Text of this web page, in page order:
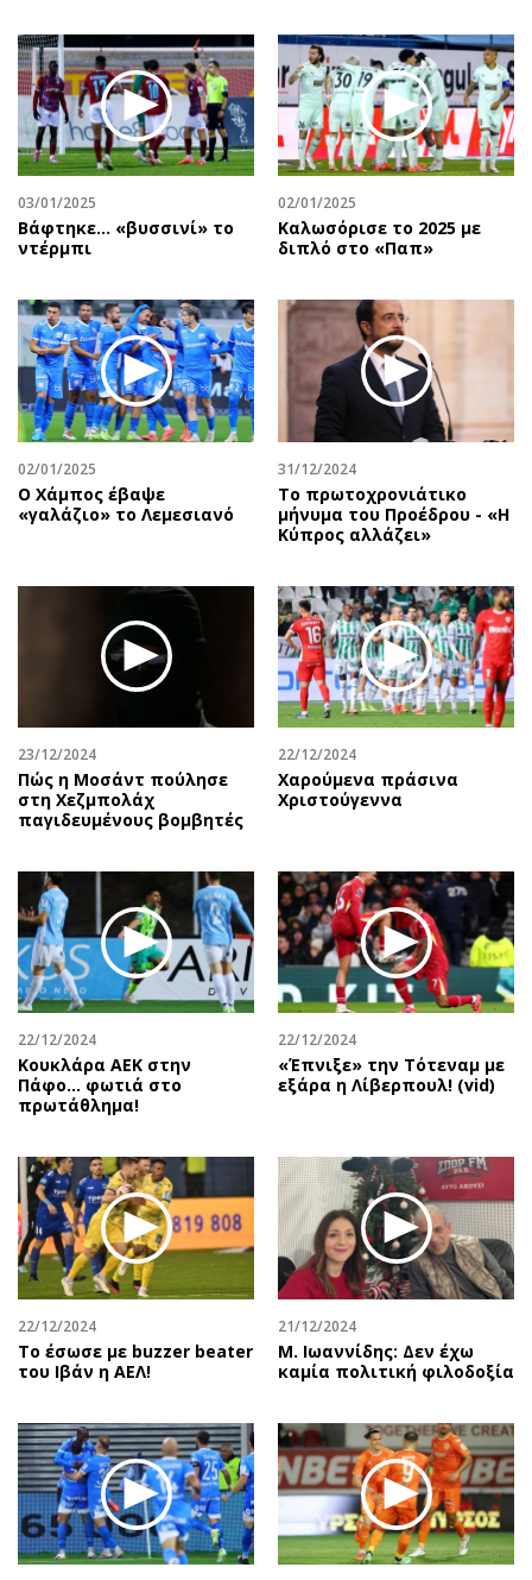
03/01/2025
Βάφτηκε... «βυσσινί» το
ντέρμπι
02/01/2025
Καλωσόρισε το 2025 με
διπλό στο «Παπ»
02/01/2025
Ο Χάμπος έβαψε
«γαλάζιο» το Λεμεσιανό
31/12/2024
Το πρωτοχρονιάτικο
μήνυμα του Προέδρου - «Η
Κύπρος αλλάζει»
23/12/2024
Πώς η Μοσάντ πούλησε
στη Χεζμπολάχ
παγιδευμένους βομβητές
22/12/2024
Χαρούμενα πράσινα
Χριστούγεννα
22/12/2024
Κουκλάρα ΑΕΚ στην
Πάφο… φωτιά στο
πρωτάθλημα!
22/12/2024
«Έπνιξε» την Τότεναμ με
εξάρα η Λίβερπουλ! (vid)
22/12/2024
Το έσωσε με buzzer beater
του Ιβάν η ΑΕΛ!
21/12/2024
Μ. Ιωαννίδης: Δεν έχω
καμία πολιτική φιλοδοξία